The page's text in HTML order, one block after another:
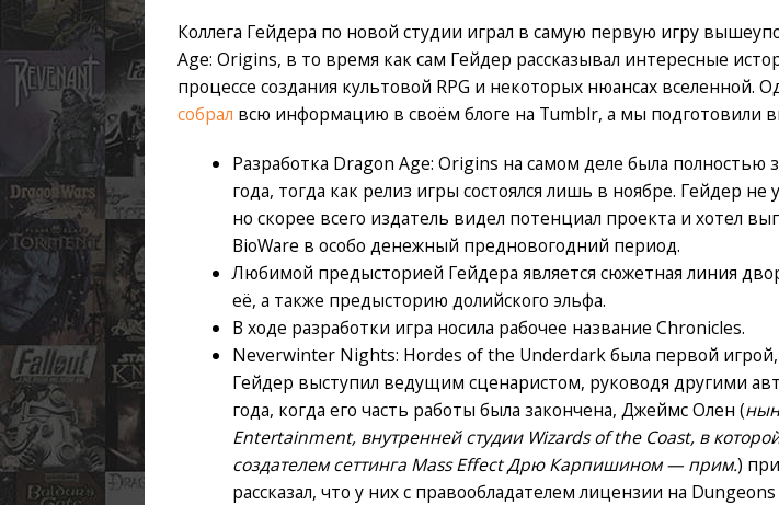
Коллега Гейдера по новой студии играл в самую первую игру
Age: Origins, в то время как сам Гейдер рассказывал интересные
процессе создания культовой RPG и некоторых нюансах вселенной.
собрал всю информацию в своём блоге на Tumblr, а мы подготовили
Разработка Dragon Age: Origins на самом деле была полностью
года, тогда как релиз игры состоялся лишь в ноябре. Гейдер
но скорее всего издатель видел потенциал проекта и хотел
BioWare в особо денежный предновогодний период.
Любимой предысторией Гейдера является сюжетная линия
её, а также предысторию долийского эльфа.
В ходе разработки игра носила рабочее название Chronicles.
Neverwinter Nights: Hordes of the Underdark была первой
Гейдер выступил ведущим сценаристом, руководя другими
года, когда его часть работы была закончена, Джеймс Олен (
Entertainment, внутренней студии Wizards of the Coast, в
создателем сеттинга Mass Effect Дрю Карпишином — прим.)
рассказал, что у них с правообладателем лицензии на